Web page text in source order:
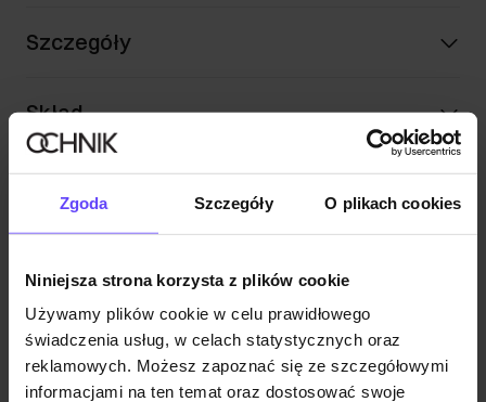
Zgoda Szczegóły O plikach cookies
Niniejsza strona korzysta z plików cookie
Używamy plików cookie w celu prawidłowego
świadczenia usług, w celach statystycznych oraz
reklamowych. Możesz zapoznać się ze szczegółowymi
informacjami na ten temat oraz dostosować swoje
Szczegóły
Skład
Opinie
Beżowa lniana bluzka na ramiączkach
BLUDT-0191-81(W25)
69,90 zł
99,90 zł -najniższa cena z 30 dni przed obniżką